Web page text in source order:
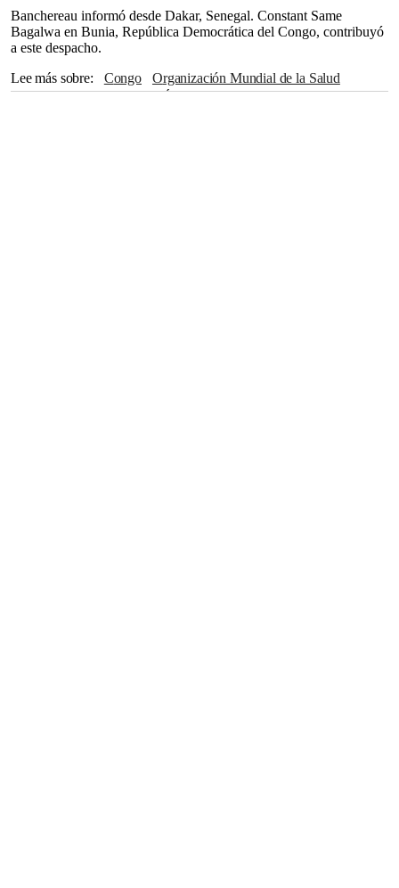
Banchereau informó desde Dakar, Senegal. Constant Same
Bagalwa en Bunia, República Democrática del Congo, contribuyó
a este despacho.
Lee más sobre
Congo
Organización Mundial de la Salud